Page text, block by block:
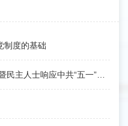
制度的基础
“五一”号召致中共中央毛泽东主席电